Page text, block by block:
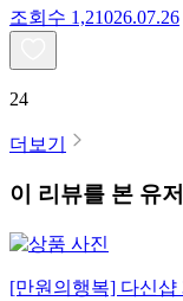
조회수 1,21026.07.26
24
더보기
이 리뷰를 본 유
[만원의행복] 다신샵